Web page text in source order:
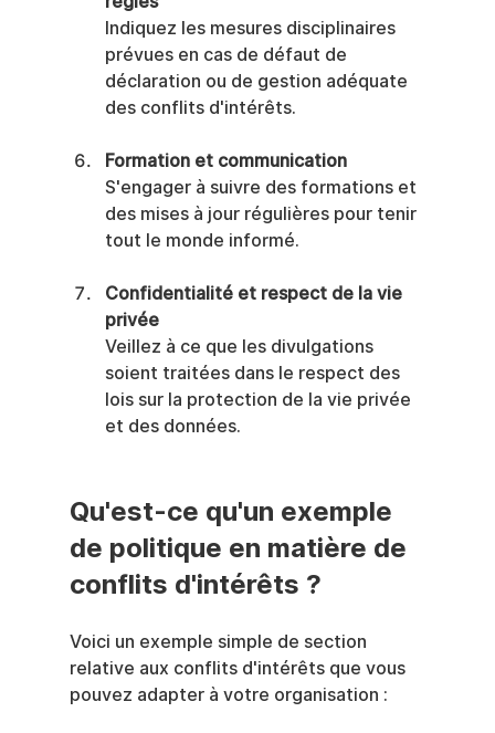
Indiquez les mesures disciplinaires
prévues en cas de défaut de
déclaration ou de gestion adéquate
des conflits d'intérêts.
Formation et communication
S'engager à suivre des formations et
des mises à jour régulières pour tenir
tout le monde informé.
Confidentialité et respect de la vie
privée
Veillez à ce que les divulgations
soient traitées dans le respect des
lois sur la protection de la vie privée
et des données.
Qu'est-ce qu'un exemple
de politique en matière de
conflits d'intérêts ?
Voici un exemple simple de section
relative aux conflits d'intérêts que vous
pouvez adapter à votre organisation :